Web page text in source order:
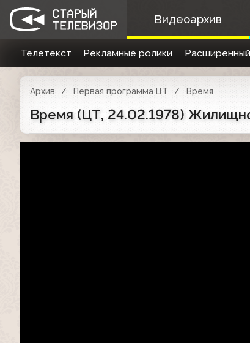
Видеоархив
Телетекст Рекламные ролики
Архив Первая программа ЦТ Время
Время (ЦТ, 24.02.1978)